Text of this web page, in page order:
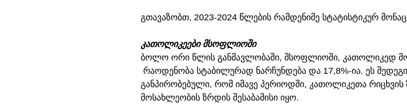
გთავაზობთ, 2023-2024 წლების რამდენიმე სტატისტიკურ
კათოლიკეები მსოფლიოში
ბოლო ორი წლის განმავლობაში, მსოფლიოში, კათოლიკედ
რაოდენობა სტაბილურად ნარჩუნდება და 17,8%-ია. ეს
განპირობებული, რომ იმავე პერიოდში, კათოლიკეთა
მოსახლეობის ზრდის შესაბამისი იყო.